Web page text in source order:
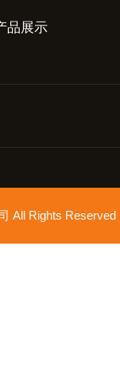
品展示
All Rights